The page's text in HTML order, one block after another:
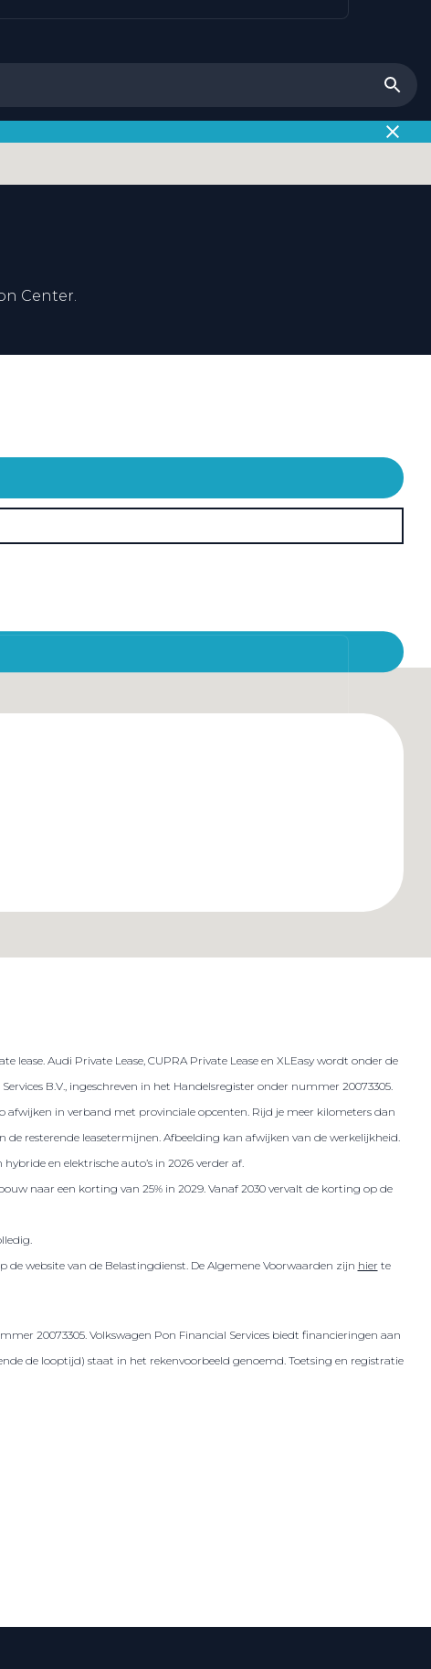
Center.
lease. Audi Private Lease, CUPRA Private Lease en XLEasy wordt onder de
B.V., ingeschreven in het Handelsregister onder nummer 20073305.
afwijken in verband met provinciale opcenten. Rijd je meer kilometers dan
resterende leasetermijnen. Afbeelding kan afwijken van de werkelijkheid.
en elektrische auto’s in 2026 verder af.
naar een korting van 25% in 2029. Vanaf 2030 vervalt de korting op de
website van de Belastingdienst. De Algemene Voorwaarden zijn hier te
20073305. Volkswagen Pon Financial Services biedt financieringen aan
de looptijd) staat in het rekenvoorbeeld genoemd. Toetsing en registratie